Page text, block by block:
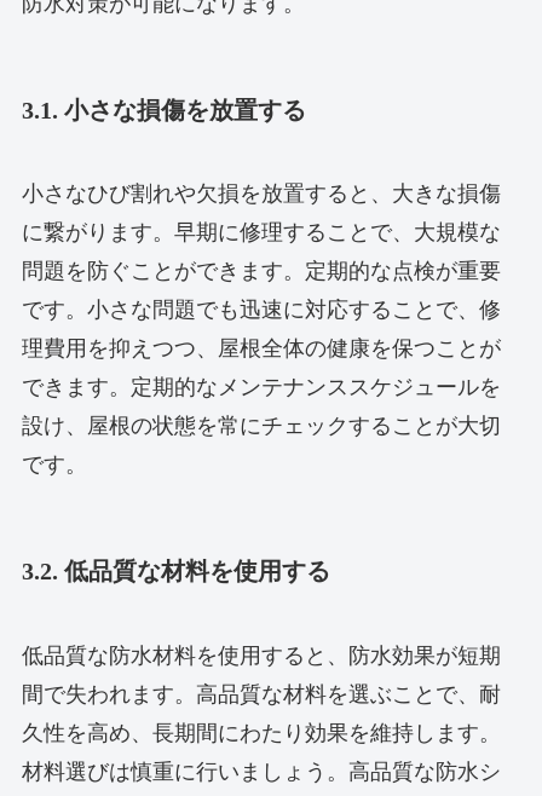
3.1. 小さな損傷を放置する
小さなひび割れや欠損を放置すると、大きな損傷
に繋がります。早期に修理することで、大規模な
問題を防ぐことができます。定期的な点検が重要
です。小さな問題でも迅速に対応することで、修
理費用を抑えつつ、屋根全体の健康を保つことが
できます。定期的なメンテナンススケジュールを
設け、屋根の状態を常にチェックすることが大切
です。
3.2. 低品質な材料を使用する
低品質な防水材料を使用すると、防水効果が短期
間で失われます。高品質な材料を選ぶことで、耐
久性を高め、長期間にわたり効果を維持します。
材料選びは慎重に行いましょう。高品質な防水シ